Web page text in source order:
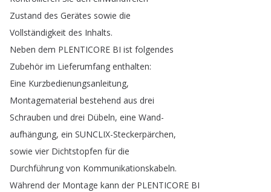
Zustand des Gerätes sowie die
Vollständigkeit des Inhalts.
Neben dem PLENTICORE BI ist folgendes
Zubehör im Lieferumfang enthalten:
Eine Kurzbedienungsanleitung,
Montagematerial bestehend aus drei
Schrauben und drei Dübeln, eine Wand-
aufhängung, ein SUNCLIX-Steckerpärchen,
sowie vier Dichtstopfen für die
Durchführung von Kommunikationskabeln.
Während der Montage kann der PLENTICORE BI